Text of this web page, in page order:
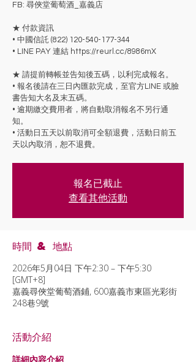
FB: 尋俠堂葡萄酒_嘉義店
★ 付款資訊
• 中國信託 (822) 120-540-177-344
• LINE PAY 連結 https://reurl.cc/8986mX
★ 請提前轉帳並告知後五碼，以利完成報名。
• 報名後請在三日內匯款完成，至官方LINE 或臉
書告知大名及末五碼。
• 逾期繳交費用者，將自動取消報名不另行通
知。
• 活動日五天以前取消可全額退費，活動日前五
天以內取消，恕不退費。
報名已截止
查看其他活動
時間 & 地點
2026年5月04日 下午2:30 – 下午5:30
[GMT+8]
嘉義尋俠堂葡萄酒鋪, 600嘉義市東區光彩街
248巷9號
活動介紹
詳細內容介紹